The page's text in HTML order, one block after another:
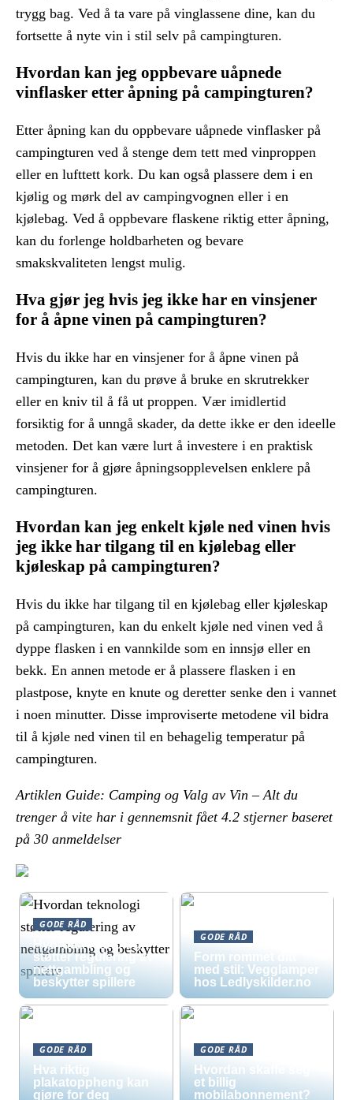
trygg bag. Ved å ta vare på vinglassene dine, kan du
fortsette å nyte vin i stil selv på campingturen.
Hvordan kan jeg oppbevare uåpnede
vinflasker etter åpning på campingturen?
Etter åpning kan du oppbevare uåpnede vinflasker på
campingturen ved å stenge dem tett med vinproppen
eller en lufttett kork. Du kan også plassere dem i en
kjølig og mørk del av campingvognen eller i en
kjølebag. Ved å oppbevare flaskene riktig etter åpning,
kan du forlenge holdbarheten og bevare
smakskvaliteten lengst mulig.
Hva gjør jeg hvis jeg ikke har en vinsjener
for å åpne vinen på campingturen?
Hvis du ikke har en vinsjener for å åpne vinen på
campingturen, kan du prøve å bruke en skrutrekker
eller en kniv til å få ut proppen. Vær imidlertid
forsiktig for å unngå skader, da dette ikke er den ideelle
metoden. Det kan være lurt å investere i en praktisk
vinsjener for å gjøre åpningsopplevelsen enklere på
campingturen.
Hvordan kan jeg enkelt kjøle ned vinen hvis
jeg ikke har tilgang til en kjølebag eller
kjøleskap på campingturen?
Hvis du ikke har tilgang til en kjølebag eller kjøleskap
på campingturen, kan du enkelt kjøle ned vinen ved å
dyppe flasken i en vannkilde som en innsjø eller en
bekk. En annen metode er å plassere flasken i en
plastpose, knyte en knute og deretter senke den i vannet
i noen minutter. Disse improviserte metodene vil bidra
til å kjøle ned vinen til en behagelig temperatur på
campingturen.
Artiklen Guide: Camping og Valg av Vin – Alt du
trenger å vite har i gennemsnit fået 4.2 stjerner baseret
på 30 anmeldelser
GODE RÅD
Hvordan teknologi
støtter regulering av
nettgambling og
beskytter spillere
GODE RÅD
Form rommet ditt
med stil: Vegglamper
hos Ledlyskilder.no
GODE RÅD
Hva riktig
plakatoppheng kan
gjøre for deg
GODE RÅD
Hvordan skaffe seg
et billig
mobilabonnement?